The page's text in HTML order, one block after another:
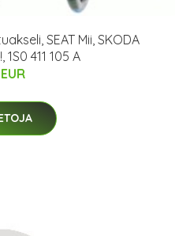
SEAT Mii, SKODA
1S0 411 105 A